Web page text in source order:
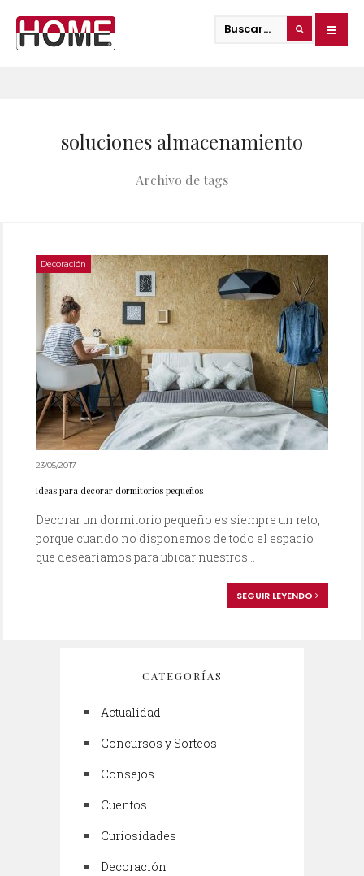
soluciones almacenamiento
Archivo de tags
Decoración
23/05/2017
Ideas para decorar dormitorios pequeños
Decorar un dormitorio pequeño es siempre un reto,
porque cuando no disponemos de todo el espacio
que desearíamos para ubicar nuestros...
SEGUIR LEYENDO
CATEGORÍAS
Actualidad
Concursos y Sorteos
Consejos
Cuentos
Curiosidades
Decoración